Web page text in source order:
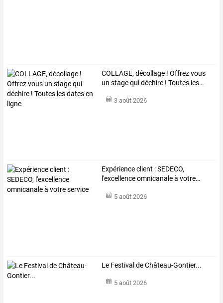
COLLAGE, décollage ! Offrezvous
un stagequidéchire ! Toutes les…
3 août 2026
Expérienceclient :SEDECO,
l'excellenceomnicanaleà votre…
5 août 2026
Le Festival de Château-Gontier...
5 août 2026